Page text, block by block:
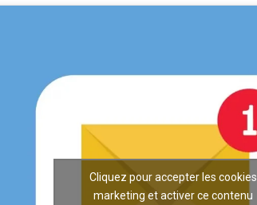
Cliquez pour accepter les cookies
marketing et activer ce contenu